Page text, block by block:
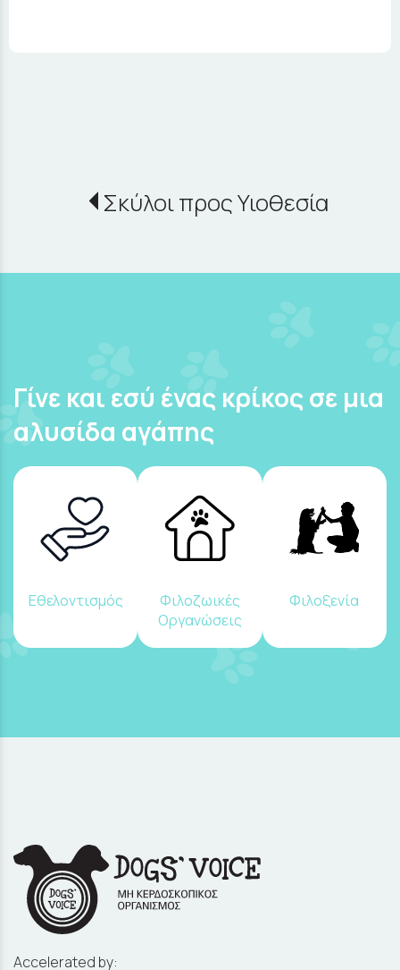
Σκύλοι προς Υιοθεσία
Γίνε και εσύ ένας κρίκος σε μια
αλυσίδα αγάπης
Εθελοντισμός
Φιλοζωικές
Οργανώσεις
Φιλοξενία
Accelerated by: